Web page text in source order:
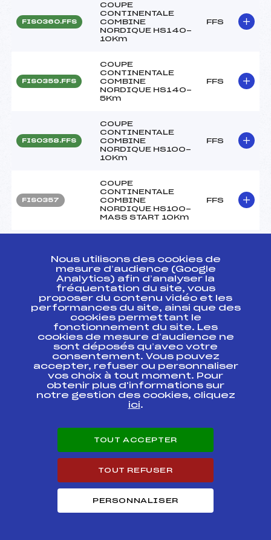
FIS0360.FFS
COUPE
CONTINENTALE
COMBINE
NORDIQUE HS140-
10Km
FFS
FIS0359.FFS
COUPE
CONTINENTALE
COMBINE
NORDIQUE HS140-
5Km
FFS
FIS0358.FFS
COUPE
CONTINENTALE
COMBINE
NORDIQUE HS100-
10Km
FFS
FIS0357
COUPE
CONTINENTALE
COMBINE
NORDIQUE HS100-
MASS START 10Km
FFS
FIS0356.FFS
COMBINE
NORDIQUE HS100-
10Km
FFS
Résultats Nordique 2020
Codex Course Cat.
CNAM0141.FFS
HOMMES CN
CHAMPIONNAT DE
FRANCE
FFS
CHAMPIONNATS DE
HOMMES
CHAMPIONNAT DE
CHAMPIONNAT DU
Nous utilisons des cookies de
mesure d’audience (Google
Analytics) afin d’analyser la
fréquentation du site, vous
proposer du contenu vidéo et les
performances du site, ainsi que des
cookies permettant le
fonctionnement du site. Les
cookies de mesure d’audience ne
sont déposés qu’avec votre
consentement. Vous pouvez
accepter, refuser ou personnaliser
vos choix à tout moment. Pour
obtenir plus d'informations sur
notre gestion des cookies, cliquez
ici.
TOUT ACCEPTER
TOUT REFUSER
PERSONNALISER